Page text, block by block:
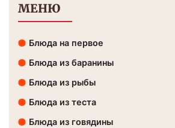
МЕНЮ
Блюда на первое
Блюда из баранины
Блюда из рыбы
Блюда из теста
Блюда из говядины